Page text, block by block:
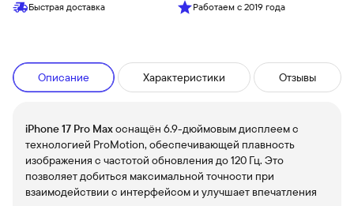
Быстрая доставка Работаем с 2019 года
Описание Характеристики Отзывы
iPhone 17 Pro Maxоснащён 6.9-дюймовым дисплеем с
технологией ProMotion, обеспечивающей плавность
изображения с частотой обновления до 120 Гц. Это
позволяет добиться максимальной точности при
взаимодействии с интерфейсом и улучшает впечатления